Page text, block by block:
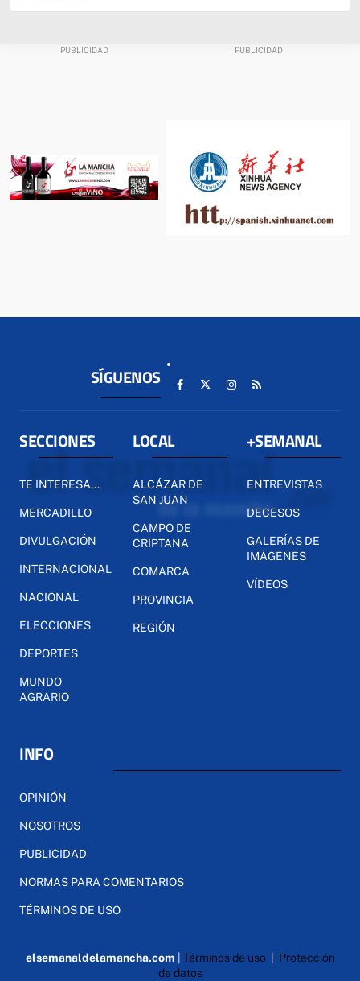
SÍGUENOS
SECCIONES
TE INTERESA...
MERCADILLO
DIVULGACIÓN
INTERNACIONAL
NACIONAL
ELECCIONES
DEPORTES
MUNDO
AGRARIO
LOCAL
ALCÁZAR DE
SAN JUAN
CAMPO DE
CRIPTANA
COMARCA
PROVINCIA
REGIÓN
+SEMANAL
ENTREVISTAS
DECESOS
GALERÍAS DE
IMÁGENES
VÍDEOS
INFO
OPINIÓN
NOSOTROS
PUBLICIDAD
NORMAS PARA COMENTARIOS
TÉRMINOS DE USO
elsemanaldelamancha.com Términos de uso| Protección
de datos